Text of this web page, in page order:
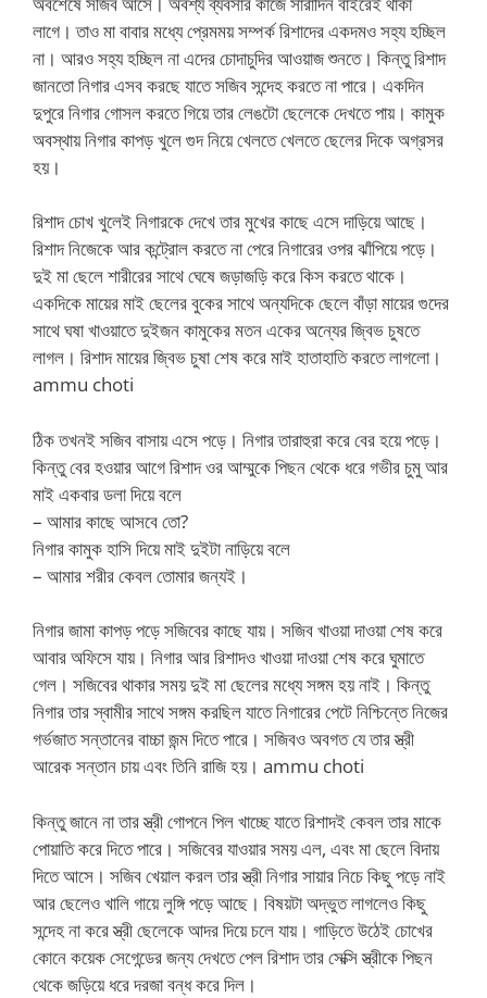
লাগে। তাও মা বাবার মধ্যে প্রেমময় সম্পর্ক রিশাদের একদমও সহ্য হচ্ছিল
না। আরও সহ্য হচ্ছিল না এদের চোদাচুদির আওয়াজ শুনতে। কিন্তু রিশাদ
জানতো নিগার এসব করছে যাতে সজিব সন্দেহ করতে না পারে। একদিন
দুপুরে নিগার গোসল করতে গিয়ে তার লেঙটো ছেলেকে দেখতে পায়। কামুক
অবস্থায় নিগার কাপড় খুলে গুদ নিয়ে খেলতে খেলতে ছেলের দিকে অগ্রসর
হয়।
রিশাদ চোখ খুলেই নিগারকে দেখে তার মুখের কাছে এসে দাড়িয়ে আছে।
রিশাদ নিজেকে আর কন্ট্রোল করতে না পেরে নিগারের ওপর ঝাঁপিয়ে পড়ে।
দুই মা ছেলে শারীরের সাথে ঘেষে জড়াজড়ি করে কিস করতে থাকে।
একদিকে মায়ের মাই ছেলের বুকের সাথে অন্যদিকে ছেলে বাঁড়া মায়ের গুদের
সাথে ঘষা খাওয়াতে দুইজন কামুকের মতন একের অন্যের জ্বিভ চুষতে
লাগল। রিশাদ মায়ের জ্বিভ চুষা শেষ করে মাই হাতাহাতি করতে লাগলো।
ammu choti
ঠিক তখনই সজিব বাসায় এসে পড়ে। নিগার তারাহুরা করে বের হয়ে পড়ে।
কিন্তু বের হওয়ার আগে রিশাদ ওর আম্মুকে পিছন থেকে ধরে গভীর চুমু আর
মাই একবার ডলা দিয়ে বলে
– আমার কাছে আসবে তো?
নিগার কামুক হাসি দিয়ে মাই দুইটা নাড়িয়ে বলে
– আমার শরীর কেবল তোমার জন্যই।
নিগার জামা কাপড় পড়ে সজিবের কাছে যায়। সজিব খাওয়া দাওয়া শেষ করে
আবার অফিসে যায়। নিগার আর রিশাদও খাওয়া দাওয়া শেষ করে ঘুমাতে
গেল। সজিবের থাকার সময় দুই মা ছেলের মধ্যে সঙ্গম হয় নাই। কিন্তু
নিগার তার স্বামীর সাথে সঙ্গম করছিল যাতে নিগারের পেটে নিশ্চিন্তে নিজের
গর্ভজাত সন্তানের বাচ্চা জন্ম দিতে পারে। সজিবও অবগত যে তার স্ত্রী
আরেক সন্তান চায় এবং তিনি রাজি হয়। ammu choti
কিন্তু জানে না তার স্ত্রী গোপনে পিল খাচ্ছে যাতে রিশাদই কেবল তার মাকে
পোয়াতি করে দিতে পারে। সজিবের যাওয়ার সময় এল, এবং মা ছেলে বিদায়
দিতে আসে। সজিব খেয়াল করল তার স্ত্রী নিগার সায়ার নিচে কিছু পড়ে নাই
আর ছেলেও খালি গায়ে লুঙ্গি পড়ে আছে। বিষয়টা অদ্ভুত লাগলেও কিছু
সন্দেহ না করে স্ত্রী ছেলেকে আদর দিয়ে চলে যায়। গাড়িতে উঠেই চোখের
কোনে কয়েক সেগেন্ডের জন্য দেখতে পেল রিশাদ তার সেক্সি স্ত্রীকে পিছন
থেকে জড়িয়ে ধরে দরজা বন্ধ করে দিল।